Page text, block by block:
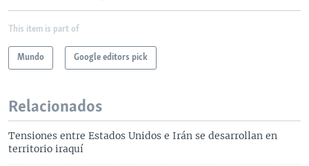
This item is part of
Mundo Google editors pick
Relacionados
Tensiones entre Estados Unidos e Irán se desarrollan en
territorio iraquí